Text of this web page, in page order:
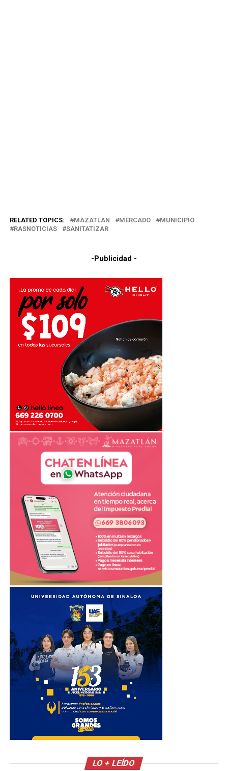
RELATED TOPICS: MAZATLAN MERCADO
MUNICIPIO
RASNOTICIAS
SANITATIZAR
-Publicidad -
LO + LEÍDO